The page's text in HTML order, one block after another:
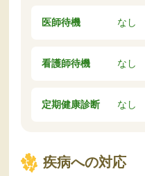
医師待機 なし
看護師待機 なし
定期健康診断 なし
疾病への対応